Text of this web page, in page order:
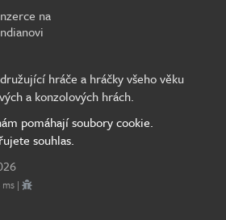
na
hráče a hráčky všeho věku
a konzolových hrách.
pomáhají soubory cookie.
souhlas.
|